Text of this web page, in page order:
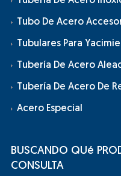
Tubo De Acero
Tubulares Para
Tubería De Acero
Tubería De Acero De
Acero Especial
BUSCANDO QUé
CONSULTA